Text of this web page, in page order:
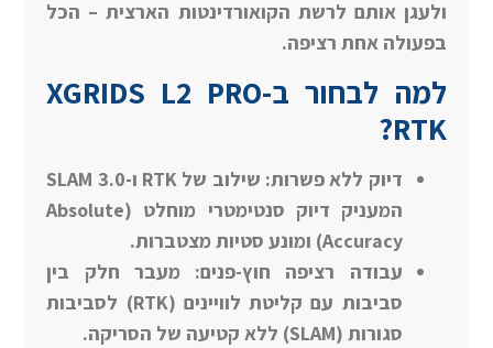
ולעגן אותם לרשת הקואורדינטות הארצית – הכל
בפעולה אחת רציפה.
למה לבחור ב-XGRIDS L2 PRO
RTK?
דיוק ללא פשרות: שילוב של RTK ו-SLAM 3.0
המעניק דיוק סנטימטרי מוחלט (Absolute
Accuracy) ומונע סטיות מצטברות.
עבודה רציפה חוץ-פנים: מעבר חלק בין
סביבות עם קליטת לוויינים (RTK) לסביבות
סגורות (SLAM) ללא קטיעה של הסריקה.